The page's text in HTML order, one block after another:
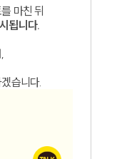
마친 뒤
됩니다.
습니다.